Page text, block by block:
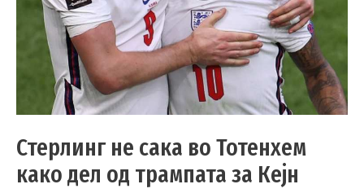
Стерлинг не сака во Тотенхем
како дел од трампата за Кејн